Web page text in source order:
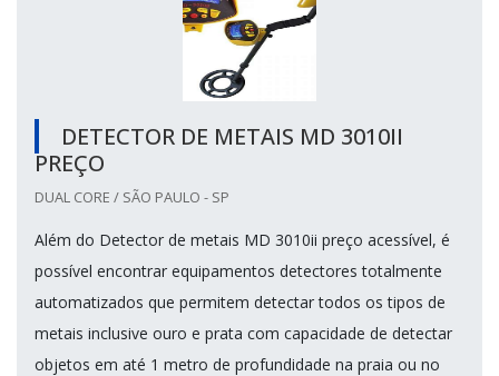
DETECTOR DE METAIS MD 3010II
PREÇO
DUAL CORE / SÃO PAULO - SP
Além do Detector de metais MD 3010ii preço acessível, é
possível encontrar equipamentos detectores totalmente
automatizados que permitem detectar todos os tipos de
metais inclusive ouro e prata com capacidade de detectar
objetos em até 1 metro de profundidade na praia ou no